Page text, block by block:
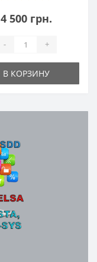
4 500 грн.
- +
В КОРЗИНУ